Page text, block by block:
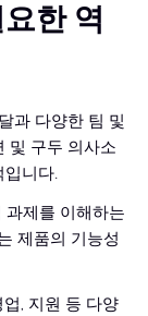
한 역
과 다양한 팀 및
및 구두 의사소
입니다.
과제를 이해하는
제품의 기능성
, 지원 등 다양